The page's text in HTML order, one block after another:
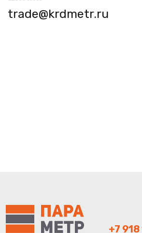
trade@krdmetr.ru
+7